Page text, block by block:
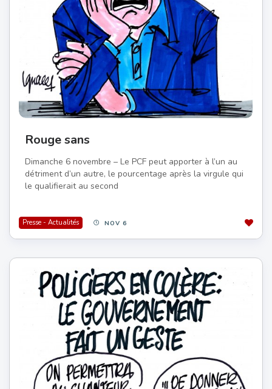
Rouge sans
Dimanche 6 novembre – Le PCF peut apporter à l’un au
détriment d’un autre, le pourcentage après la virgule qui
le qualifierait au second
Presse - Actualités NOV 6